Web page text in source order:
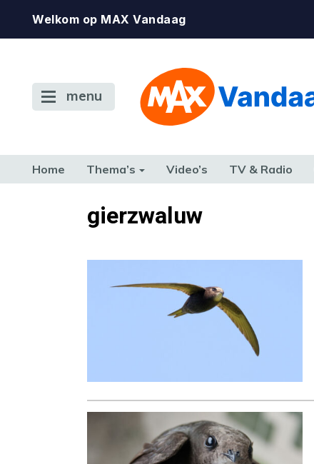
Welkom op MAX Vandaag
menu
Home Thema’s Video’s TV & Radio
TERUG NAAR TOENgierzwaluw